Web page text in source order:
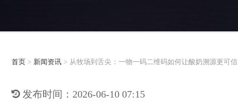
首页 > 新闻资讯 > 从牧场到舌尖：一物一码二维码如何让酸奶溯源更可信
发布时间：2026-06-10 07:15